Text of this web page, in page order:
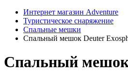
Интернет магазин Adventure
Туристическое снаряжение
Спальные мешки
Спальный мешок Deuter
Спальный мешок